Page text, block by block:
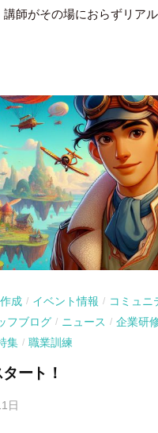
講師がその場におらずリア
成 / イベント情報 / コミュニ
フブログ / ニュース / 企業研
集 / 職業訓練
ート！
日